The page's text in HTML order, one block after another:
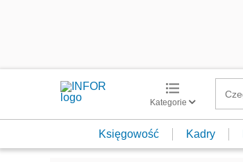
Kategorie
Księgowość Kadry